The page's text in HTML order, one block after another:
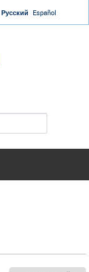
Русский Español